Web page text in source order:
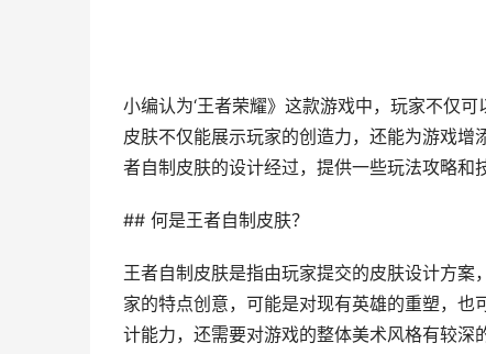
小编认为‘王者荣耀》这款游戏中，玩家不仅
皮肤不仅能展示玩家的创造力，还能为游戏
者自制皮肤的设计经过，提供一些玩法攻略和
## 何是王者自制皮肤？
王者自制皮肤是指由玩家提交的皮肤设计方
家的特点创意，可能是对现有英雄的重塑，
计能力，还需要对游戏的整体美术风格有较深